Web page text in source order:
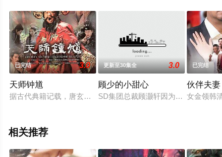
已完结 3.0
天师钟馗
据古代典籍记载，唐玄宗登基那年，钟馗赴长安应试，被主考官
更新至30集全 3.0
顾少的小甜心
SD集团总裁顾灏轩因为自己家的宠
已完结
伙伴夫妻
女金领韩
相关推荐